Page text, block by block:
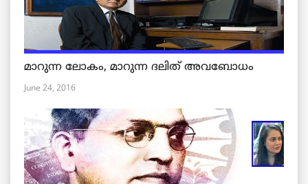
മാറുന്ന ലോകം, മാറുന്ന ദലിത് അവബോധം
June 24, 2016